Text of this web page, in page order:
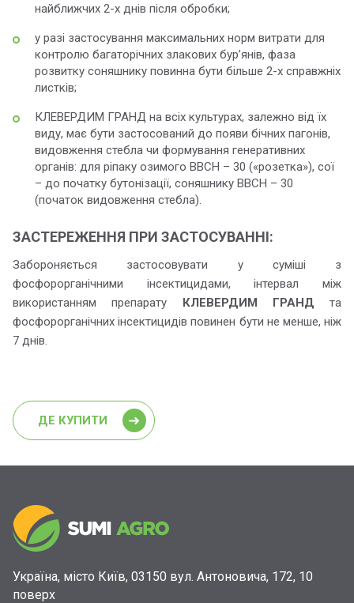
найближчих 2-х днів після обробки;
у разі застосування максимальних норм витрати для
контролю багаторічних злакових бур’янів, фаза
розвитку соняшнику повинна бути більше 2-х справжніх
листків;
КЛЕВЕРДИМ ГРАНД на всіх культурах, залежно від їх
виду, має бути застосований до появи бічних пагонів,
видовження стебла чи формування генеративних
органів: для ріпаку озимого ВВСН – 30 («розетка»), сої
– до початку бутонізації, соняшнику ВВСН – 30
(початок видовження стебла).
ЗАСТЕРЕЖЕННЯ ПРИ ЗАСТОСУВАННІ:
Забороняється застосовувати у суміші з
фосфорорганічними інсектицидами, інтервал між
використанням препарату КЛЕВЕРДИМ ГРАНД та
фосфорорганічних інсектицидів повинен бути не менше, ніж
7 днів.
ДЕ КУПИТИ
Україна, місто Київ, 03150 вул. Антоновича, 172, 10
поверх